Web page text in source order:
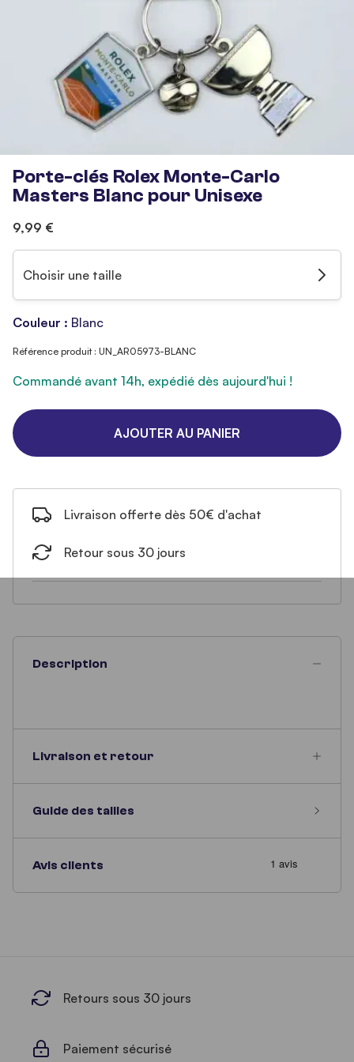
Porte-clés Rolex Monte-Carlo
Masters Blanc pour Unisexe
9,99 €
Choisir une taille
Couleur : Blanc
Référence produit : UN_AR05973-BLANC
Commandé avant 14h, expédié dès aujourd'hui !
AJOUTER AU PANIER
Livraison offerte dès 50€ d'achat
Retour sous 30 jours
Description
Livraison et retour
Guide des tailles
Avis clients
Retours sous 30 jours
Paiement sécurisé